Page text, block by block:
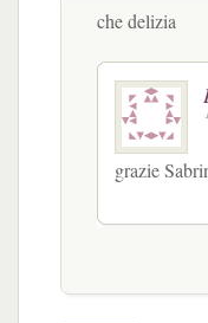
che delizia
grazie